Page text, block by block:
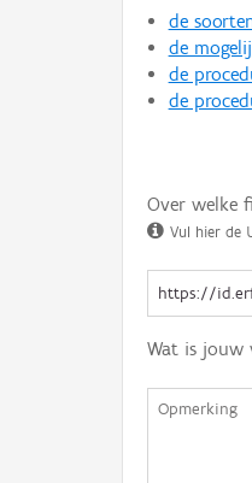
de
de
de
de
Over welke
Vul hier de
Wat is jouw